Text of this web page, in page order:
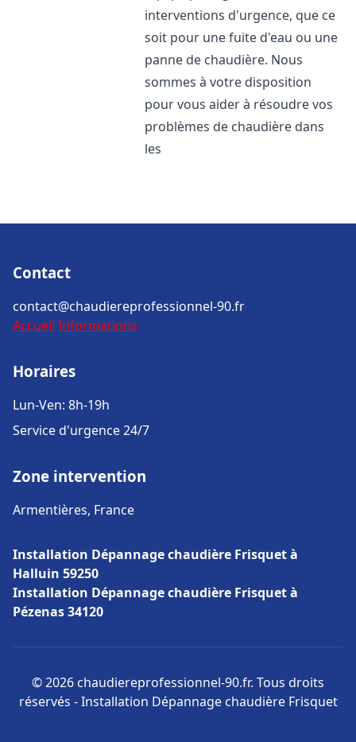
interventions d'urgence, que ce
soit pour une fuite d'eau ou une
panne de chaudière. Nous
sommes à votre disposition
pour vous aider à résoudre vos
problèmes de chaudière dans
les
Contact
contact@chaudiereprofessionnel-90.fr
Accueil Informations
Horaires
Lun-Ven: 8h-19h
Service d'urgence 24/7
Zone intervention
Armentières, France
Installation Dépannage chaudière Frisquet à
Halluin 59250
Installation Dépannage chaudière Frisquet à
Pézenas 34120
© 2026 chaudiereprofessionnel-90.fr. Tous droits
réservés - Installation Dépannage chaudière Frisquet